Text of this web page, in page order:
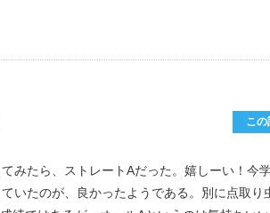
Plus こ
みたら、ストレートAだった。嬉しーい！今
いたのが、良かったようである。別に点取り